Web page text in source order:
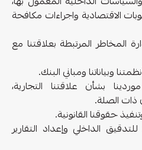
الاقتصادية واجراءات مكافحة
المخاطر المرتبطة بعلاقتنا مع
وبياناتنا ومباني البنك.
بشأن علاقتنا التجارية،
ذات الصلة.
حقوقنا القانونية.
الداخلي وإعداد التقارير